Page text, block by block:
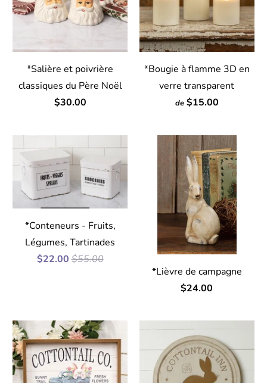
*Salière et poivrière
classiques du Père Noël
$30.00
*Bougie à flamme 3D en
verre transparent
de $15.00
*Conteneurs - Fruits,
Légumes, Tartinades
$22.00$55.00
*Lièvre de campagne
$24.00